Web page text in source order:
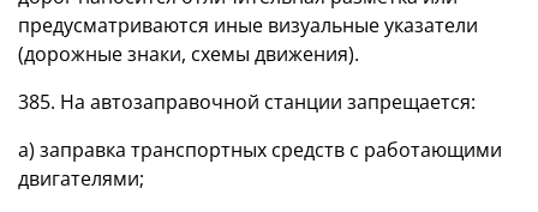
предусматриваются иные визуальные указатели
(дорожные знаки, схемы движения).
385. На автозаправочной станции запрещается:
а) заправка транспортных средств с работающими
двигателями;